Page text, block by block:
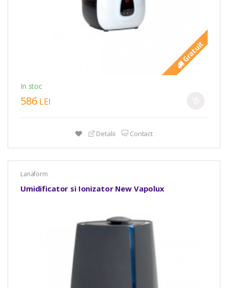
Gratuit
In stoc
586 LEI
Detalii Contact
Lanaform
Umidificator si Ionizator New Vapolux